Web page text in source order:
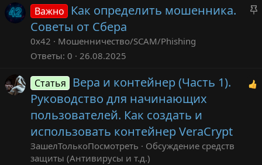
Важно
Как определить мошенника.
Советы от Сбера
0x42
Мошенничество/SCAM/Phishing
Ответы 0 26.08.2025
Статья
Вера и контейнер (Часть 1).
Руководство для начинающих
пользователей. Как создать и
использовать контейнер VeraCrypt
ЗашелТолькоПосмотреть
Обсуждение средств
защиты (Антивирусы и т.д.)